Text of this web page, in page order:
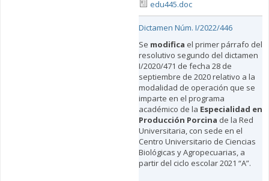
edu445.doc
Dictamen Núm. I/2022/446
Se modifica el primer párrafo del
resolutivo segundo del dictamen
I/2020/471 de fecha 28 de
septiembre de 2020 relativo a la
modalidad de operación que se
imparte en el programa
académico de la Especialidad en
Producción Porcina de la Red
Universitaria, con sede en el
Centro Universitario de Ciencias
Biológicas y Agropecuarias, a
partir del ciclo escolar 2021 “A”.